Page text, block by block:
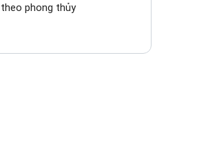
theo phong thủy